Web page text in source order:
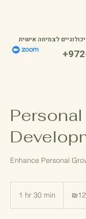
לצמיחה אישית
Personal
Enhance Personal
1 hr 30 min